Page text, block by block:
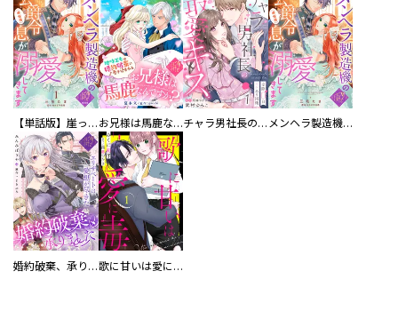
【単話版】崖っぷち令嬢ですが、意地と策略で幸せになります！シリーズ お兄様は馬鹿なんですか？～地味王女は婚約破棄に巻き込まれる～ チャラ男社長の最愛キス～交際0日ワケあり同棲～ メンヘラ製造機の公爵令息（過保護）が溺愛してきます
婚約破棄、承りました～エリザベートは愛想が尽きた～ 歌に甘いは愛に毒